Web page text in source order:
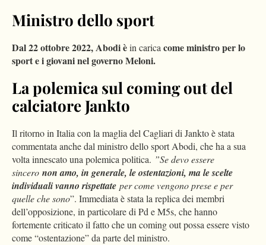
Ministro dello sport
Dal 22 ottobre 2022, Abodi èin caricacome ministro per lo
sport e i giovani nel governo Meloni.
La polemica sul coming out del
calciatore Jankto
Il ritorno in Italia con la maglia del Cagliari di Jankto è stata
commentata anche dal ministro dello sport Abodi, che ha a sua
volta innescato una polemica politica. ”Se devo essere
sincero non amo, in generale, le ostentazioni, ma le scelte
individuali vanno rispettate per come vengono prese e per
quelle che sono”. Immediata è stata la replica dei membri
dell’opposizione, in particolare di Pd e M5s, che hanno
fortemente criticato il fatto che un coming out possa essere visto
come “ostentazione” da parte del ministro.